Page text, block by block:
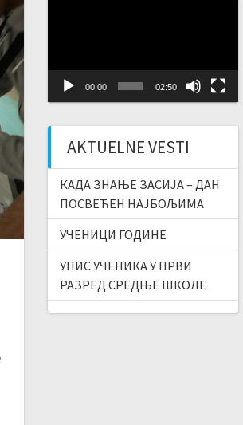
00:00 02:50
AKTUELNE VESTI
КАДА ЗНАЊЕ ЗАСИЈА – ДАН
ПОСВЕЋЕН НАЈБОЉИМА
УЧЕНИЦИ ГОДИНЕ
УПИС УЧЕНИКА У ПРВИ
РАЗРЕД СРЕДЊЕ ШКОЛЕ